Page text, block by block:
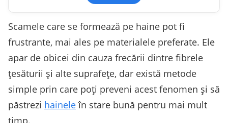
Scamele care se formează pe haine pot fi
frustrante, mai ales pe materialele preferate. Ele
apar de obicei din cauza frecării dintre fibrele
țesăturii și alte suprafețe, dar există metode
simple prin care poți preveni acest fenomen și să
păstrezi haineleîn stare bună pentru mai mult